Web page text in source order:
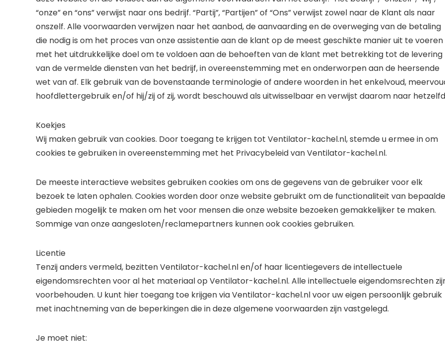
“onze” en “ons” verwijst naar ons bedrijf. “Partij”, “Partijen” of “Ons” verwijst zowel naar de Klant als naar
onszelf. Alle voorwaarden verwijzen naar het aanbod, de aanvaarding en de overweging van de betaling
die nodig is om het proces van onze assistentie aan de klant op de meest geschikte manier uit te voeren
met het uitdrukkelijke doel om te voldoen aan de behoeften van de klant met betrekking tot de levering
van de vermelde diensten van het bedrijf, in overeenstemming met en onderworpen aan de heersende
wet van af. Elk gebruik van de bovenstaande terminologie of andere woorden in het enkelvoud,
hoofdlettergebruik en/of hij/zij of zij, wordt beschouwd als uitwisselbaar en verwijst daarom naar
Koekjes
Wij maken gebruik van cookies. Door toegang te krijgen tot Ventilator-kachel.nl, stemde u ermee in om
cookies te gebruiken in overeenstemming met het Privacybeleid van Ventilator-kachel.nl.
De meeste interactieve websites gebruiken cookies om ons de gegevens van de gebruiker voor elk
bezoek te laten ophalen. Cookies worden door onze website gebruikt om de functionaliteit van bepaalde
gebieden mogelijk te maken om het voor mensen die onze website bezoeken gemakkelijker te maken.
Sommige van onze aangesloten/reclamepartners kunnen ook cookies gebruiken.
Licentie
Tenzij anders vermeld, bezitten Ventilator-kachel.nl en/of haar licentiegevers de intellectuele
eigendomsrechten voor al het materiaal op Ventilator-kachel.nl. Alle intellectuele eigendomsrechten
voorbehouden. U kunt hier toegang toe krijgen via Ventilator-kachel.nl voor uw eigen persoonlijk gebruik
met inachtneming van de beperkingen die in deze algemene voorwaarden zijn vastgelegd.
Je moet niet: